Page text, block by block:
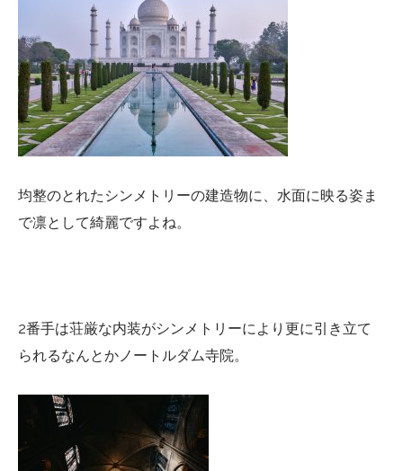
均整のとれたシンメトリーの建造物に、水面に映る姿ま
で凛として綺麗ですよね。
2番手は荘厳な内装がシンメトリーにより更に引き立て
られるなんとかノートルダム寺院。